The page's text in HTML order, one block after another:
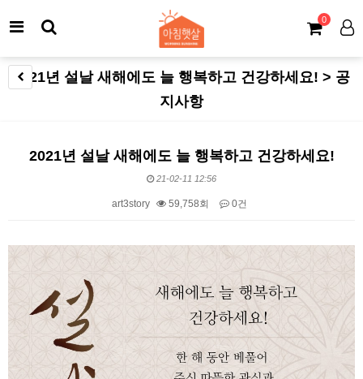
0
2021년 설날 새해에도 늘 행복하고 건강하세요! > 공
지사항
2021년 설날 새해에도 늘 행복하고 건강하세요!
21-02-11 12:56
art3story 59,758회 0건
본문